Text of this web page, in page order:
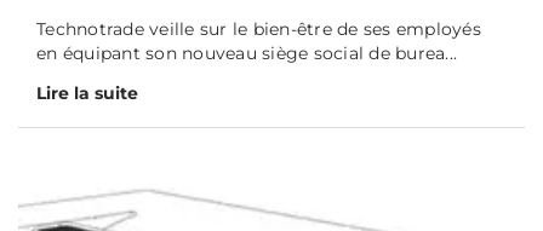
Technotrade veille sur le bien-être de ses employés
en équipant son nouveau siège social de burea...
Lire la suite